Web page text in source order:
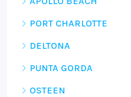
PORT CHARLOTTE
DELTONA
PUNTA GORDA
OSTEEN